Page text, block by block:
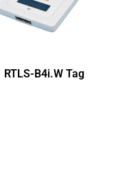
RTLS-B4i.W Tag